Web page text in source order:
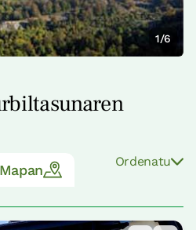
1/6
Ordenatu